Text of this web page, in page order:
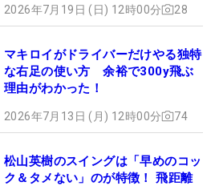
2026年7月19日 (日) 12時00分 28
マキロイがドライバーだけやる独特
な右足の使い方 余裕で300y飛ぶ
理由がわかった！
2026年7月13日 (月) 12時00分 74
松山英樹のスイングは「早めのコッ
ク＆タメない」のが特徴！ 飛距離